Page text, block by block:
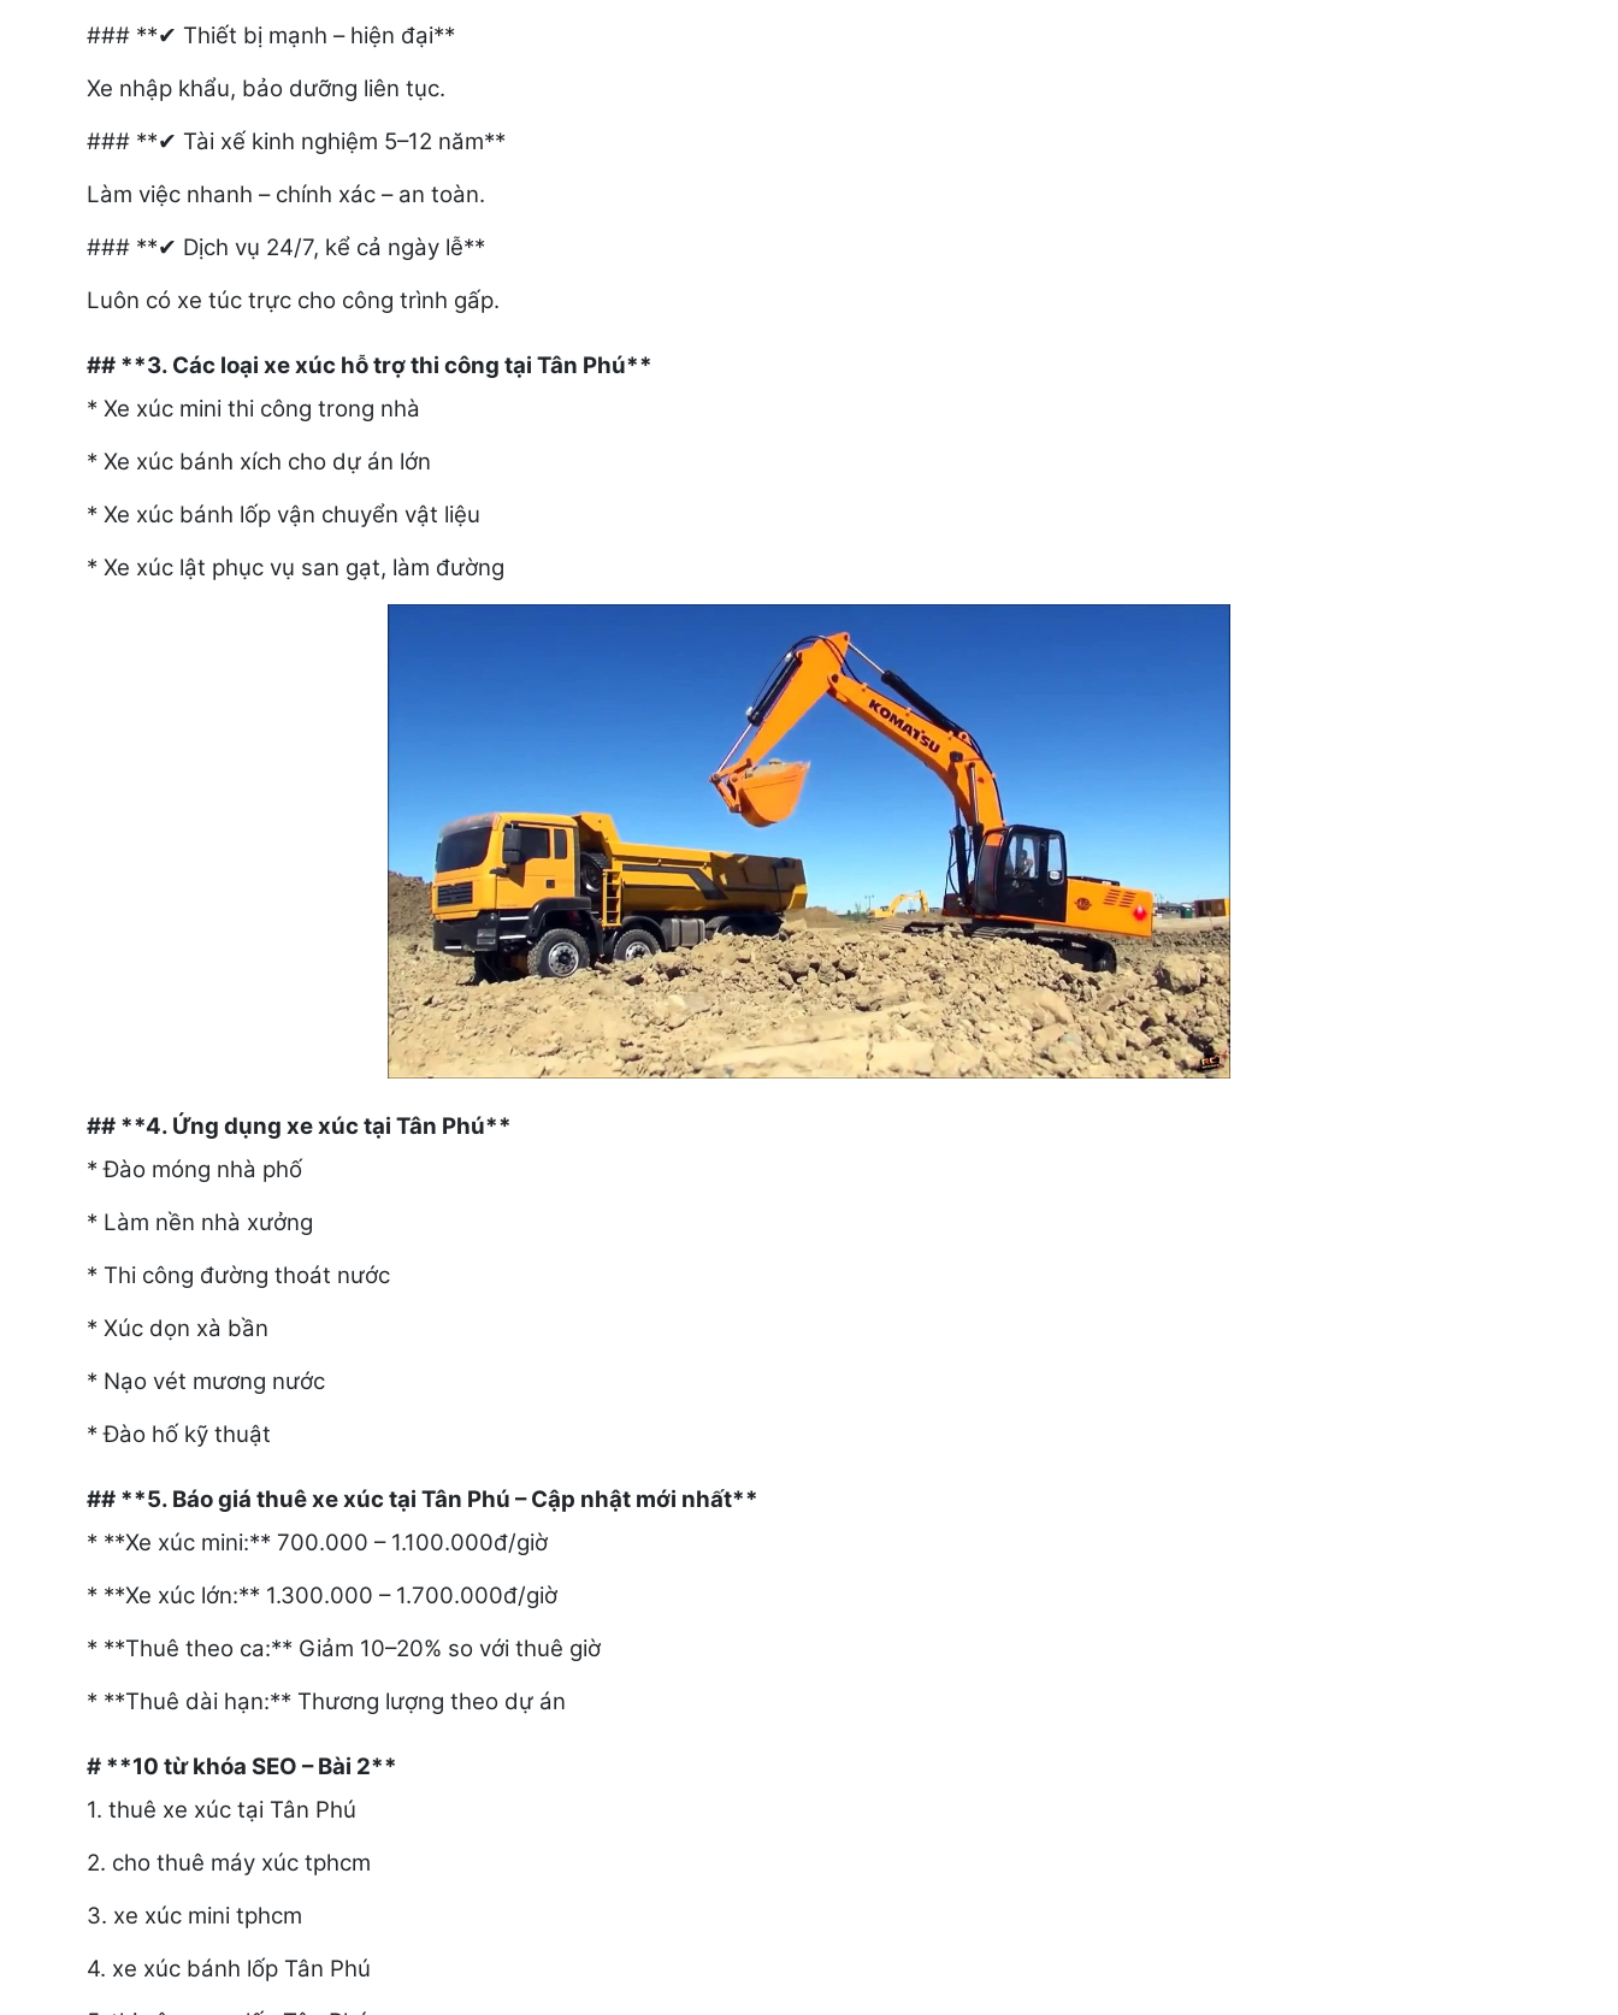
### **✔ Thiết bị mạnh – hiện đại**
Xe nhập khẩu, bảo dưỡng liên tục.
### **✔ Tài xế kinh nghiệm 5–12 năm**
Làm việc nhanh – chính xác – an toàn.
### **✔ Dịch vụ 24/7, kể cả ngày lễ**
Luôn có xe túc trực cho công trình gấp.
## **3. Các loại xe xúc hỗ trợ thi công tại Tân Phú**
* Xe xúc mini thi công trong nhà
* Xe xúc bánh xích cho dự án lớn
* Xe xúc bánh lốp vận chuyển vật liệu
* Xe xúc lật phục vụ san gạt, làm đường
## **4. Ứng dụng xe xúc tại Tân Phú**
* Đào móng nhà phố
* Làm nền nhà xưởng
* Thi công đường thoát nước
* Xúc dọn xà bần
* Nạo vét mương nước
* Đào hố kỹ thuật
## **5. Báo giá thuê xe xúc tại Tân Phú – Cập nhật mới nhất**
* **Xe xúc mini:** 700.000 – 1.100.000đ/giờ
* **Xe xúc lớn:** 1.300.000 – 1.700.000đ/giờ
* **Thuê theo ca:** Giảm 10–20% so với thuê giờ
* **Thuê dài hạn:** Thương lượng theo dự án
# **10 từ khóa SEO – Bài 2**
1. thuê xe xúc tại Tân Phú
2. cho thuê máy xúc tphcm
3. xe xúc mini tphcm
4. xe xúc bánh lốp Tân Phú